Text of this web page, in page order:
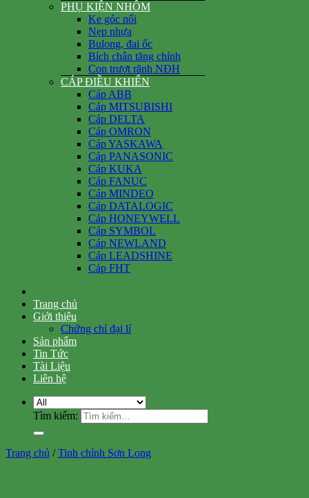
PHỤ KIỆN NHÔM
Ke góc nổi
Nẹp nhựa
Bulong, đai ốc
Bích chân tăng chỉnh
Con trượt rãnh NĐH
CÁP ĐIỀU KHIỂN
Cáp ABB
Cáp MITSUBISHI
Cáp DELTA
Cáp OMRON
Cáp YASKAWA
Cáp PANASONIC
Cáp KUKA
Cáp FANUC
Cáp MINDEO
Cáp DATALOGIC
Cáp HONEYWELL
Cáp SYMBOL
Cáp NEWLAND
Cáp LEADSHINE
Cáp FHT
Trang chủ
Giới thiệu
Chứng chỉ đại lí
Sản phẩm
Tin Tức
Tài Liệu
Liên hệ
Tìm kiếm:
Trang chủ / Tinh chỉnh Sơn Long